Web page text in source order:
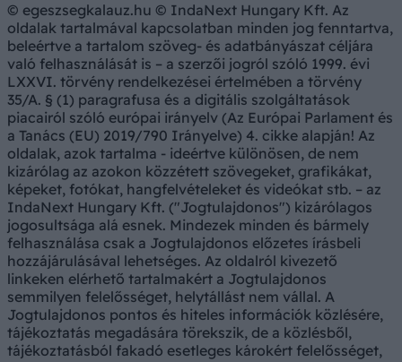
© egeszsegkalauz.hu © IndaNext Hungary Kft. Az
oldalak tartalmával kapcsolatban minden jog fenntartva,
beleértve a tartalom szöveg- és adatbányászat céljára
való felhasználását is – a szerzői jogról szóló 1999. évi
LXXVI. törvény rendelkezései értelmében a törvény
35/A. § (1) paragrafusa és a digitális szolgáltatások
piacairól szóló európai irányelv (Az Európai Parlament és
a Tanács (EU) 2019/790 Irányelve) 4. cikke alapján! Az
oldalak, azok tartalma - ideértve különösen, de nem
kizárólag az azokon közzétett szövegeket, grafikákat,
képeket, fotókat, hangfelvételeket és videókat stb. – az
IndaNext Hungary Kft. ("Jogtulajdonos") kizárólagos
jogosultsága alá esnek. Mindezek minden és bármely
felhasználása csak a Jogtulajdonos előzetes írásbeli
hozzájárulásával lehetséges. Az oldalról kivezető
linkeken elérhető tartalmakért a Jogtulajdonos
semmilyen felelősséget, helytállást nem vállal. A
Jogtulajdonos pontos és hiteles információk közlésére,
tájékoztatás megadására törekszik, de a közlésből,
tájékoztatásból fakadó esetleges károkért felelősséget,